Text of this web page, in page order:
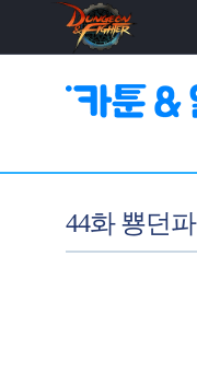
44화 뿅던파